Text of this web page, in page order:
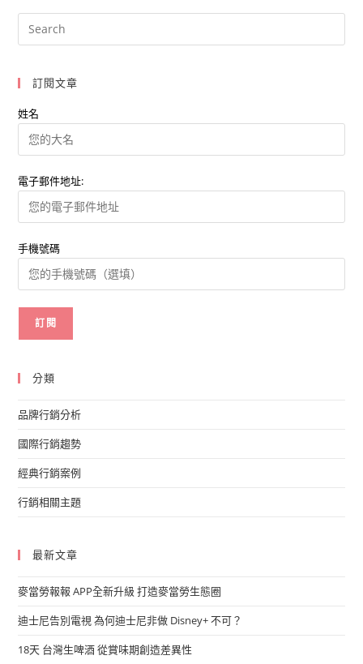
代
落
訂閱文章
姓名
電子郵件地址:
手機號碼
分類
品牌行銷分析
國際行銷趨勢
經典行銷案例
行銷相關主題
最新文章
麥當勞報報 APP全新升級 打造麥當勞生態圈
迪士尼告別電視 為何迪士尼非做 Disney+ 不可？
18天 台灣生啤酒 從賞味期創造差異性